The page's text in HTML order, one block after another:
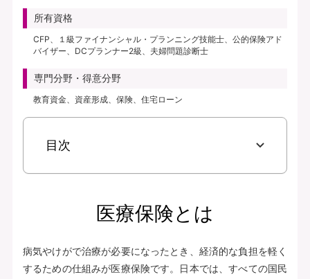
払込期間：終身（総合先進医療特約は10年） | 募集文書番号：AFH277-
2025-0355 2月17日(280217)
無料で相談予約
資料請求
所有資格
CFP、１級ファイナンシャル・プランニング技能士、公的保険アド
バイザー、DCプランナー2級、夫婦問題診断士
専門分野・得意分野
教育資金、資産形成、保険、住宅ローン
目次
医療保険とは
病気やけがで治療が必要になったとき、経済的な負担を軽く
するための仕組みが医療保険です。日本では、すべての国民